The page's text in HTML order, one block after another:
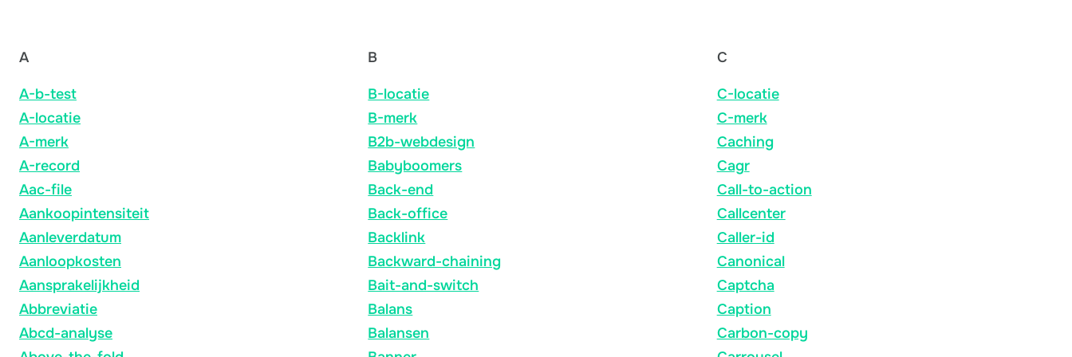
A
A-b-test
A-locatie
A-merk
A-record
Aac-file
Aankoopintensiteit
Aanleverdatum
Aanloopkosten
Aansprakelijkheid
Abbreviatie
Abcd-analyse
B
B-locatie
B-merk
B2b-webdesign
Babyboomers
Back-end
Back-office
Backlink
Backward-chaining
Bait-and-switch
Balans
Balansen
C
C-locatie
C-merk
Caching
Cagr
Call-to-action
Callcenter
Caller-id
Canonical
Captcha
Caption
Carbon-copy